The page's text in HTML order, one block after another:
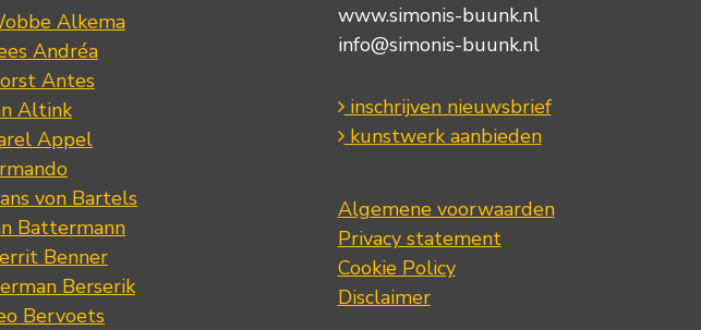
Alkema
Andréa
Antes
Altink
Appel
von Bartels
Battermann
Benner
Berserik
Bervoets
www.simonis-buunk.nl
info@simonis-buunk.nl
inschrijven nieuwsbrief
kunstwerk aanbieden
Algemene voorwaarden
Privacy statement
Cookie Policy
Disclaimer